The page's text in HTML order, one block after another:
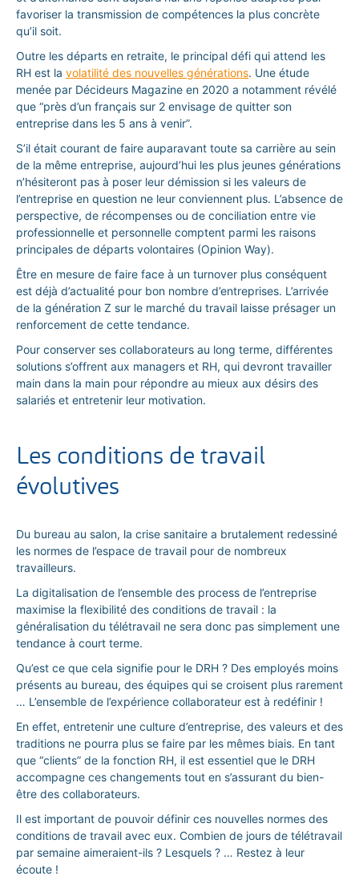
favoriser la transmission de compétences la plus concrète
qu’il soit.
Outre les départs en retraite, le principal défi qui attend les
RH est la volatilité des nouvelles générations. Une étude
menée par Décideurs Magazine en 2020 a notamment révélé
que “près d’un français sur 2 envisage de quitter son
entreprise dans les 5 ans à venir”.
S’il était courant de faire auparavant toute sa carrière au sein
de la même entreprise, aujourd’hui les plus jeunes générations
n’hésiteront pas à poser leur démission si les valeurs de
l’entreprise en question ne leur conviennent plus. L’absence de
perspective, de récompenses ou de conciliation entre vie
professionnelle et personnelle comptent parmi les raisons
principales de départs volontaires (Opinion Way).
Être en mesure de faire face à un turnover plus conséquent
est déjà d’actualité pour bon nombre d’entreprises. L’arrivée
de la génération Z sur le marché du travail laisse présager un
renforcement de cette tendance.
Pour conserver ses collaborateurs au long terme, différentes
solutions s’offrent aux managers et RH, qui devront travailler
main dans la main pour répondre au mieux aux désirs des
salariés et entretenir leur motivation.
Les conditions de travail
évolutives
Du bureau au salon, la crise sanitaire a brutalement redessiné
les normes de l’espace de travail pour de nombreux
travailleurs.
La digitalisation de l’ensemble des process de l’entreprise
maximise la flexibilité des conditions de travail : la
généralisation du télétravail ne sera donc pas simplement une
tendance à court terme.
Qu’est ce que cela signifie pour le DRH ? Des employés moins
présents au bureau, des équipes qui se croisent plus rarement
… L’ensemble de l’expérience collaborateur est à redéfinir !
En effet, entretenir une culture d’entreprise, des valeurs et des
traditions ne pourra plus se faire par les mêmes biais. En tant
que “clients” de la fonction RH, il est essentiel que le DRH
accompagne ces changements tout en s’assurant du bien-
être des collaborateurs.
Il est important de pouvoir définir ces nouvelles normes des
conditions de travail avec eux. Combien de jours de télétravail
par semaine aimeraient-ils ? Lesquels ? … Restez à leur
écoute !